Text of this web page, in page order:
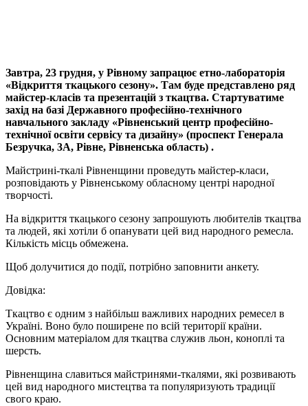
Завтра, 23 грудня, у Рівному запрацює етно-лабораторія
«Відкриття ткацького сезону». Там буде представлено ряд
майстер-класів та презентацій з ткацтва. Стартуватиме
захід на базі Державного професійно-технічного
навчального закладу «Рівненський центр професійно-
технічної освіти сервісу та дизайну» (проспект Генерала
Безручка, 3А, Рівне, Рівненська область) .
Майстрині-ткалі Рівненщини проведуть майстер-класи,
розповідають у Рівненському обласному центрі народної
творчості.
На відкриття ткацького сезону запрошують любителів ткацтва
та людей, які хотіли б опанувати цей вид народного ремесла.
Кількість місць обмежена.
Щоб долучитися до події, потрібно заповнити анкету.
Довідка:
Ткацтво є одним з найбільш важливих народних ремесел в
Україні. Воно було поширене по всій території країни.
Основним матеріалом для ткацтва служив льон, коноплі та
шерсть.
Рівненщина славиться майстринями-ткалями, які розвивають
цей вид народного мистецтва та популяризують традиції
свого краю.